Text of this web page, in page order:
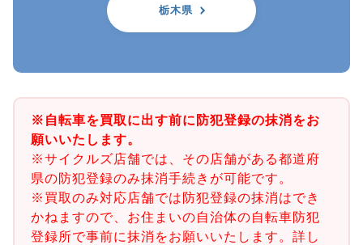
栃木県
※自転車を買取に出す前に防犯登録の抹消をお
願いいたします。
※サイクルズ店舗では、その店舗がある都道府
県の防犯登録のみ抹消手続きが可能です。
※買取のみ対応店舗では防犯登録の抹消はでき
かねますので、お住まいの自治体の自転車防犯
登録所で事前に抹消をお願いいたします。詳し